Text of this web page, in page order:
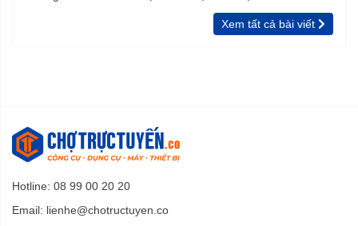
vườn, rào
Xem tất cả bài viết
Hotline: 08 99 00 20 20
Email: lienhe@chotructuyen.co